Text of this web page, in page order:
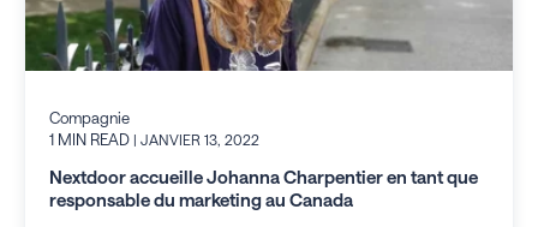
Compagnie
1 MIN READ | JANVIER 13, 2022
Nextdoor accueille Johanna Charpentier en tant que
responsable du marketing au Canada